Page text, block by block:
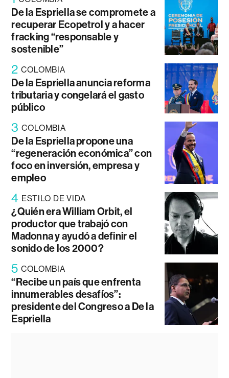
De la Espriella se compromete a
recuperar Ecopetrol y a hacer
fracking “responsable y
sostenible”
2 COLOMBIA
De la Espriella anuncia reforma
tributaria y congelará el gasto
público
3 COLOMBIA
De la Espriella propone una
“regeneración económica” con
foco en inversión, empresa y
empleo
4 ESTILO DE VIDA
¿Quién era William Orbit, el
productor que trabajó con
Madonna y ayudó a definir el
sonido de los 2000?
5 COLOMBIA
“Recibe un país que enfrenta
innumerables desafíos”:
presidente del Congreso a De la
Espriella